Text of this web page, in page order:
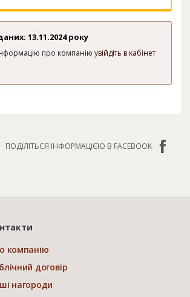
13.11.2024 року
про компанію увійдіть в кабінет
ПОДІЛІТЬСЯ ІНФОРМАЦІЄЮ В FACEBOOK
компанію
договір
нагороди